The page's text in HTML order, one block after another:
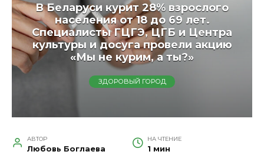
В Беларуси курит 28% взрослого
населения от 18 до 69 лет.
Специалисты ГЦГЭ, ЦГБ и Центра
культуры и досуга провели акцию
«Мы не курим, а ты?»
ЗДОРОВЫЙ ГОРОД
АВТОР
Любовь Боглаева
НА ЧТЕНИЕ
1 мин